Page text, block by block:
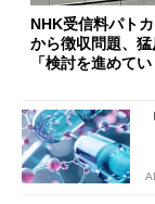
NHK受信料パト
から徴収問題、
「検討を進めて